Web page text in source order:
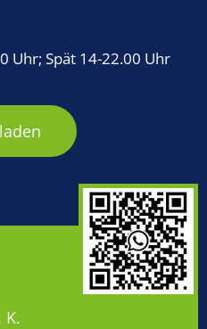
Uhr; Spät 14-22.00 Uhr
K.